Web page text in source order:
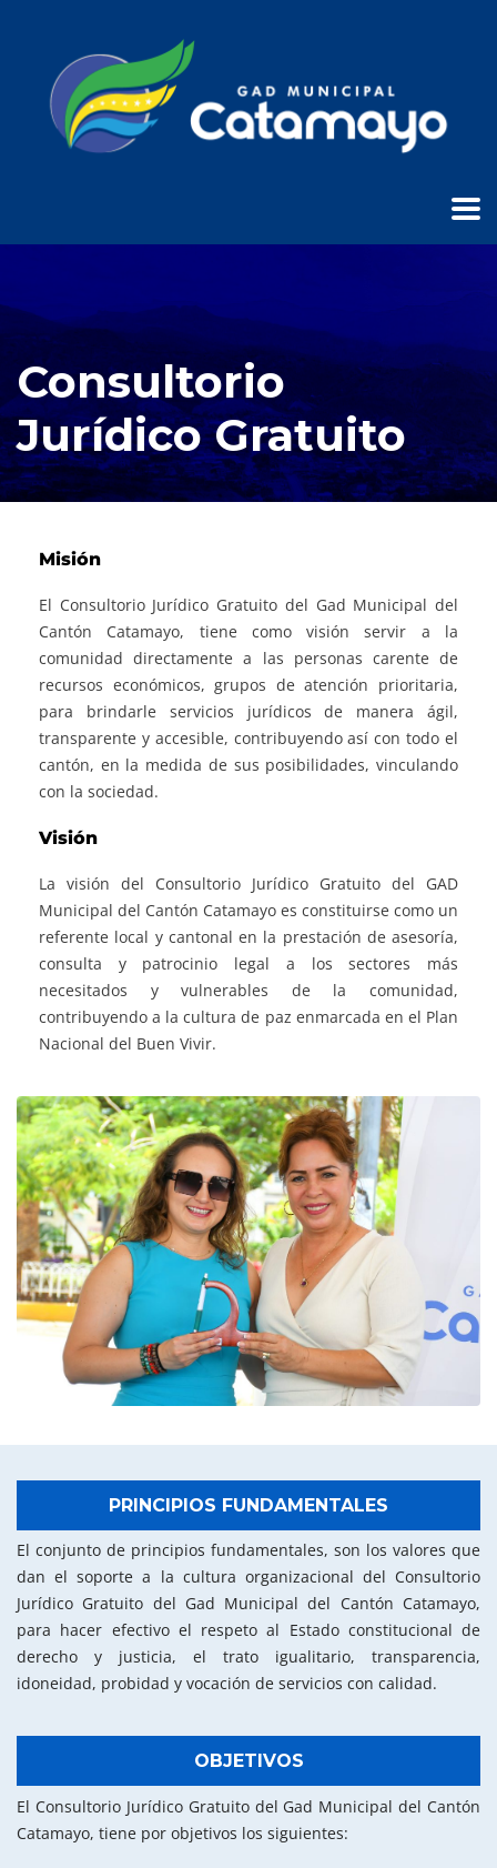
Consultorio
Jurídico Gratuito
Misión
El Consultorio Jurídico Gratuito del Gad Municipal del
Cantón Catamayo, tiene como visión servir a la
comunidad directamente a las personas carente de
recursos económicos, grupos de atención prioritaria,
para brindarle servicios jurídicos de manera ágil,
transparente y accesible, contribuyendo así con todo el
cantón, en la medida de sus posibilidades, vinculando
con la sociedad.
Visión
La visión del Consultorio Jurídico Gratuito del GAD
Municipal del Cantón Catamayo es constituirse como un
referente local y cantonal en la prestación de asesoría,
consulta y patrocinio legal a los sectores más
necesitados y vulnerables de la comunidad,
contribuyendo a la cultura de paz enmarcada en el Plan
Nacional del Buen Vivir.
PRINCIPIOS FUNDAMENTALES
El conjunto de principios fundamentales, son los valores que
dan el soporte a la cultura organizacional del Consultorio
Jurídico Gratuito del Gad Municipal del Cantón Catamayo,
para hacer efectivo el respeto al Estado constitucional de
derecho y justicia, el trato igualitario, transparencia,
idoneidad, probidad y vocación de servicios con calidad.
OBJETIVOS
El Consultorio Jurídico Gratuito del Gad Municipal del Cantón
Catamayo, tiene por objetivos los siguientes: